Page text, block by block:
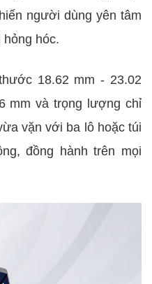
người dùng yên tâm
hóc.
18.62 mm - 23.02
mm và trọng lượng chỉ
vặn với ba lô hoặc túi
đồng hành trên mọi